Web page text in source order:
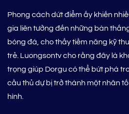
Phong cách dứt điểm ấy khiến
gia liên tưởng đến những bàn
bóng đá, cho thấy tiềm năng kỹ
trẻ. Luongsontv cho rằng đây là
trọng giúp Dorgu có thể bứt phá
cầu thủ dự bị trở thành một nhân
hình.